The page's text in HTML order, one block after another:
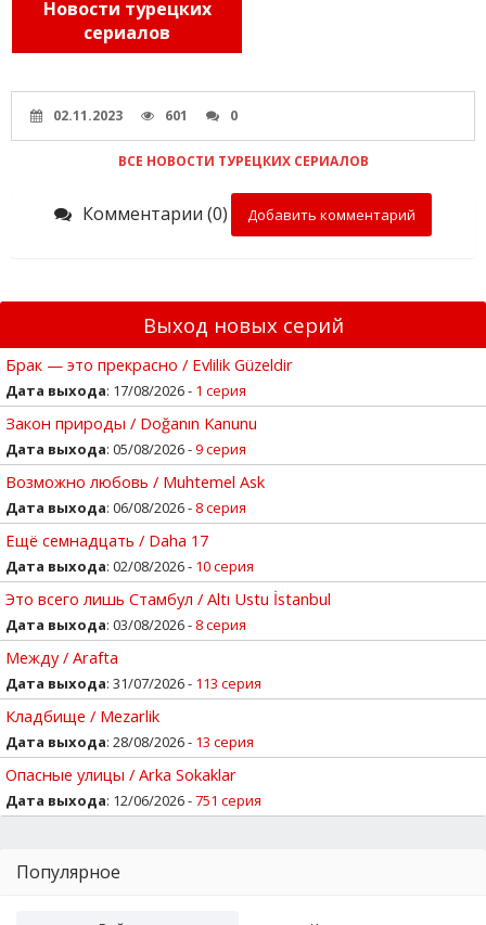
Новости турецких
сериалов
02.11.2023 601 0
ВСЕ НОВОСТИ ТУРЕЦКИХ СЕРИАЛОВ
Комментарии (0) Добавить комментарий
Выход новых серий
Брак — это прекрасно / Evlilik Güzeldir
Дата выхода: 17/08/2026 - 1 серия
Закон природы / Doğanın Kanunu
Дата выхода: 05/08/2026 -9 серия
Возможно любовь / Muhtemel Ask
Дата выхода: 06/08/2026 - 8 серия
Ещё семнадцать / Daha 17
Дата выхода: 02/08/2026 - 10 серия
Это всего лишь Стамбул / Altı Ustu İstanbul
Дата выхода: 03/08/2026 - 8 серия
Между / Arafta
Дата выхода: 31/07/2026 - 113 серия
Кладбище / Mezarlik
Дата выхода: 28/08/2026 - 13 серия
Опасные улицы / Arka Sokaklar
Дата выхода: 12/06/2026 -751 серия
Популярное